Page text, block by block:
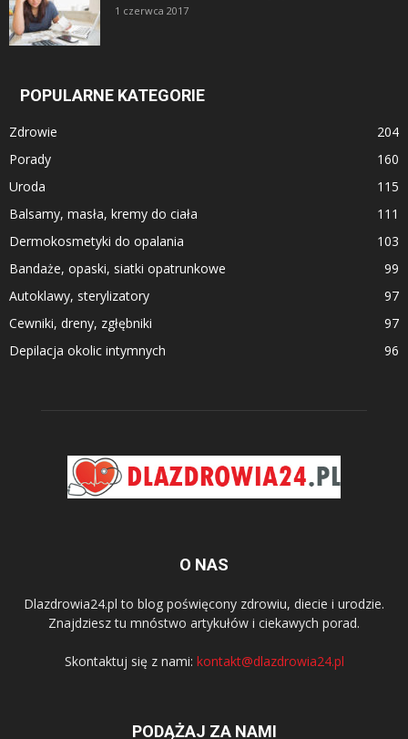
1 czerwca 2017
POPULARNE KATEGORIE
Zdrowie
204
Porady
160
Uroda
115
Balsamy, masła, kremy do ciała
111
Dermokosmetyki do opalania
103
Bandaże, opaski, siatki opatrunkowe
99
Autoklawy, sterylizatory
97
Cewniki, dreny, zgłębniki
97
Depilacja okolic intymnych
96
O NAS
Dlazdrowia24.pl to blog poświęcony zdrowiu, diecie i urodzie.
Znajdziesz tu mnóstwo artykułów i ciekawych porad.
Skontaktuj się z nami: kontakt@dlazdrowia24.pl
PODĄŻAJ ZA NAMI